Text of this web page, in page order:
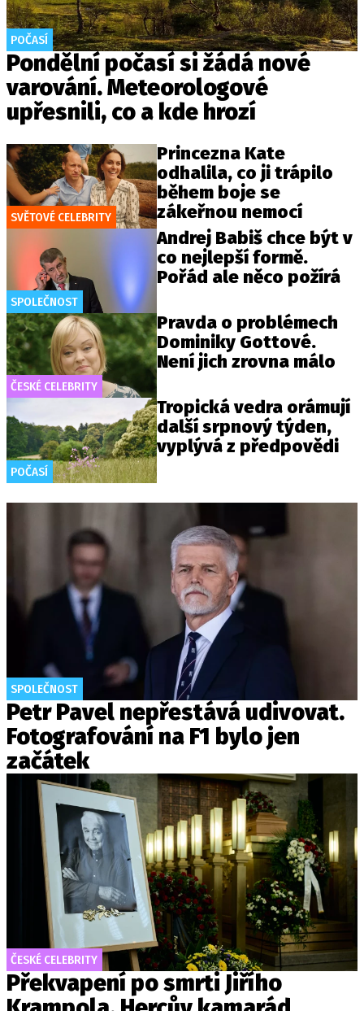
POČASÍ
Pondělní počasí si žádá nové
varování. Meteorologové
upřesnili, co a kde hrozí
SVĚTOVÉ CELEBRITY
Princezna Kate
odhalila, co ji trápilo
během boje se
zákeřnou nemocí
SPOLEČNOST
Andrej Babiš chce být v
co nejlepší formě.
Pořád ale něco požírá
ČESKÉ CELEBRITY
Pravda o problémech
Dominiky Gottové.
Není jich zrovna málo
POČASÍ
Tropická vedra orámují
další srpnový týden,
vyplývá z předpovědi
SPOLEČNOST
Petr Pavel nepřestává udivovat.
Fotografování na F1 bylo jen
začátek
ČESKÉ CELEBRITY
Překvapení po smrti Jiřího